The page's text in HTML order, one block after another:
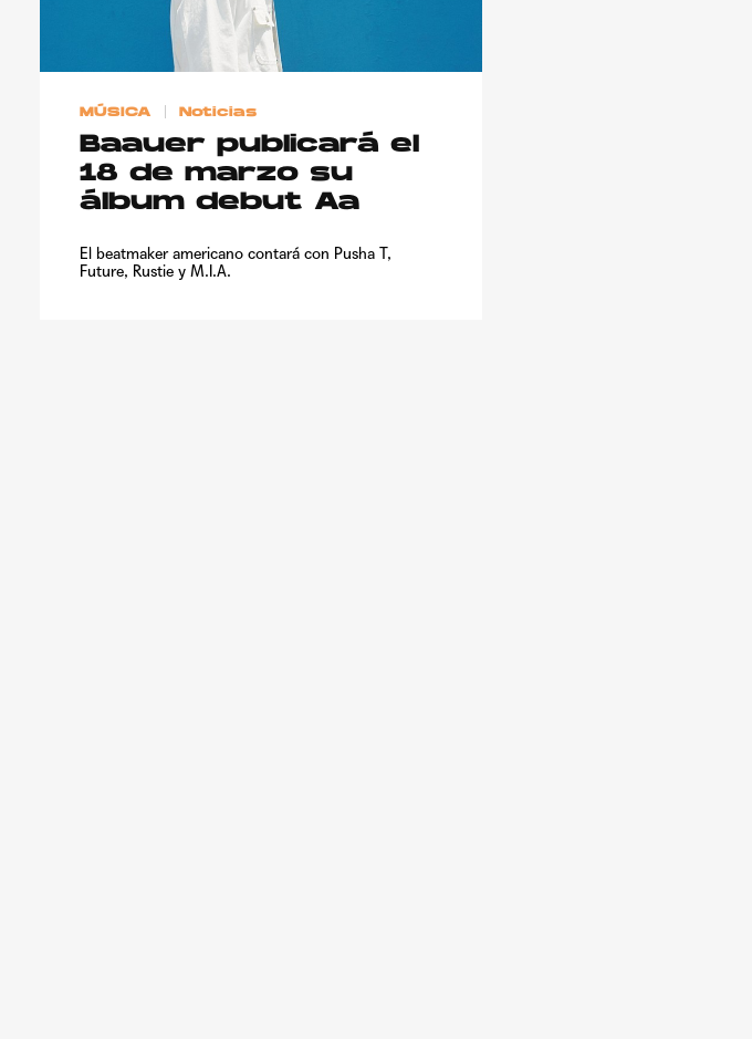
MÚSICA Noticias
Baauer publicará el
18 de marzo su
álbum debut Aa
El beatmaker americano contará con Pusha T,
Future, Rustie y M.I.A.